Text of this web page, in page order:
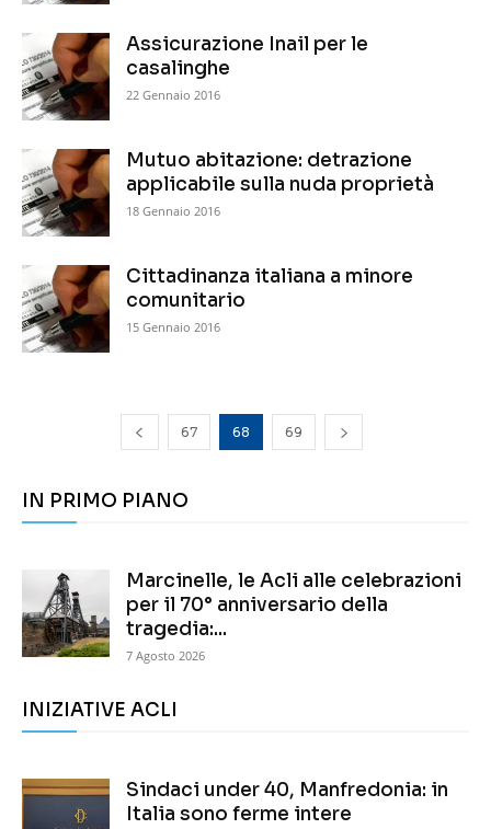
Assicurazione Inail per le
casalinghe
22 Gennaio 2016
Mutuo abitazione: detrazione
applicabile sulla nuda proprietà
18 Gennaio 2016
Cittadinanza italiana a minore
comunitario
15 Gennaio 2016
67 68 69
IN PRIMO PIANO
Marcinelle, le Acli alle celebrazioni
per il 70° anniversario della
tragedia:...
7 Agosto 2026
INIZIATIVE ACLI
Sindaci under 40, Manfredonia: in
Italia sono ferme intere